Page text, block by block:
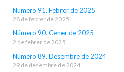
Número 91. Febrer de 2025
28 de febrer de 2025
Número 90. Gener de 2025
2 de febrer de 2025
Número 89. Desembre de 2024
29 de desembre de 2024